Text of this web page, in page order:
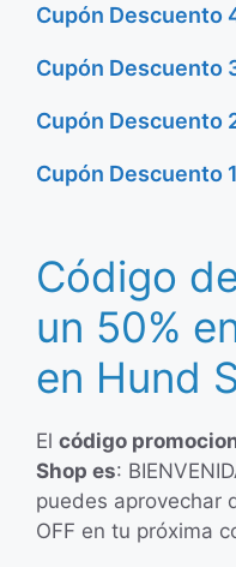
Cupón Descuento
Cupón Descuento
Cupón Descuento
Cupón Descuento
Código
un 50%
en Hund
El código
Shop es:
puedes aprovechar
OFF en tu próxima